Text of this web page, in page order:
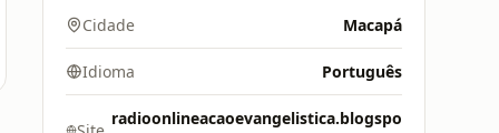
Cidade Macapá
Idioma Português
radioonlineacaoevangelistica.blogspo